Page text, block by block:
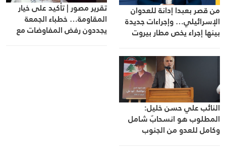
من قصر بعبدا إدانة للعدوان
الإسرائيلي… وإجراءات جديدة
بينها إجراء يخص مطار بيروت
تقرير مصور | تأكيد على خيار
المقاومة… خطباء الجمعة
يجددون رفض المفاوضات مع
النائب علي حسن خليل:
المطلوب هو انسحابٌ شامل
وكامل للعدو من الجنوب